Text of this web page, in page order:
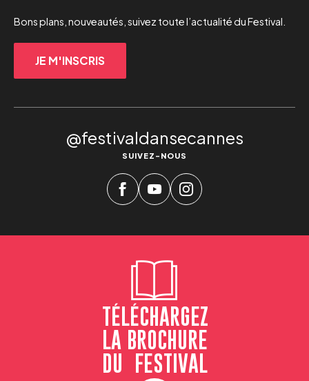
Bons plans, nouveautés, suivez toute l’actualité du Festival.
JE M'INSCRIS
@festivaldansecannes
SUIVEZ-NOUS
TÉLÉCHARGEZ
LA BROCHURE
DU FESTIVAL